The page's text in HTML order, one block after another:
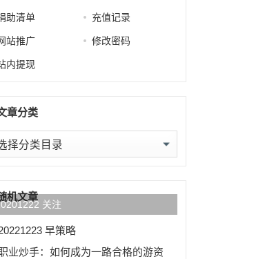
助清单 充值记录
站推广 修改密码
内提现
章分类
机文章
关注
早策略
业炒手：如何成为一路合格的游资